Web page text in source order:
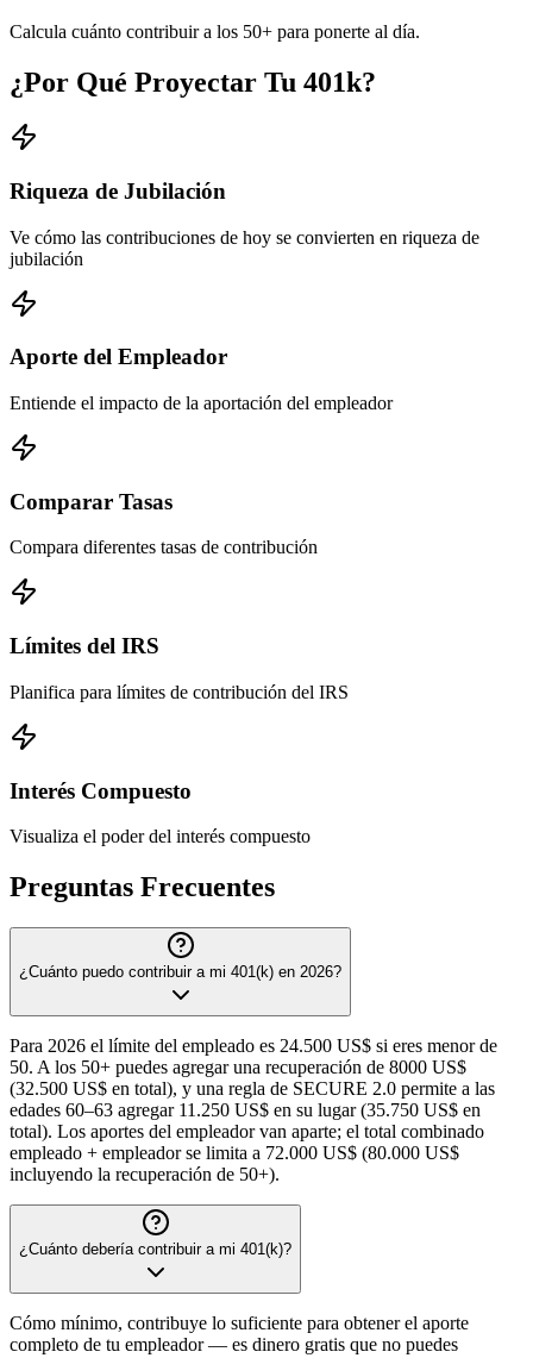
Calcula cuánto contribuir a los 50+ para ponerte al día.
¿Por Qué Proyectar Tu 401k?
Riqueza de Jubilación
Ve cómo las contribuciones de hoy se convierten en riqueza de
jubilación
Aporte del Empleador
Entiende el impacto de la aportación del empleador
Comparar Tasas
Compara diferentes tasas de contribución
Límites del IRS
Planifica para límites de contribución del IRS
Interés Compuesto
Visualiza el poder del interés compuesto
Preguntas Frecuentes
¿Cuánto puedo contribuir a mi 401(k) en 2026?
Para 2026 el límite del empleado es 24.500 US$ si eres menor de
50. A los 50+ puedes agregar una recuperación de 8000 US$
(32.500 US$ en total), y una regla de SECURE 2.0 permite a las
edades 60–63 agregar 11.250 US$ en su lugar (35.750 US$ en
total). Los aportes del empleador van aparte; el total combinado
empleado + empleador se limita a 72.000 US$ (80.000 US$
incluyendo la recuperación de 50+).
¿Cuánto debería contribuir a mi 401(k)?
Cómo mínimo, contribuye lo suficiente para obtener el aporte
completo de tu empleador — es dinero gratis que no puedes